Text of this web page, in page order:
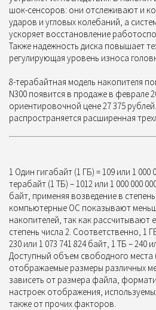
шок-сенсоров: они отслеживают и
ударов и угловых колебаний, а
ускоряет восстановление
Также надежность диска повышает
регулирующая уровень износа
8-терабайтная модель накопителя
N300 появится в продаже в феврале
ориентировочной цене 27 375
распространяется расширенная
1 Один гигабайт (1 ГБ) = 109 или 1 000
терабайт (1 ТБ) – 1012 или 1 000 000
байт, применяя возведение в
компьютерные ОС показывают
накопителей, так как рассчитывают
степень числа 2. Соответственно, 1
230 или 1 073 741 824 байт, 1 ТБ – 240
Доступный объем свободного места
отображаемые размеры различных
зависеть от размера файла,
настроек отображения,
также от прочих факторов.